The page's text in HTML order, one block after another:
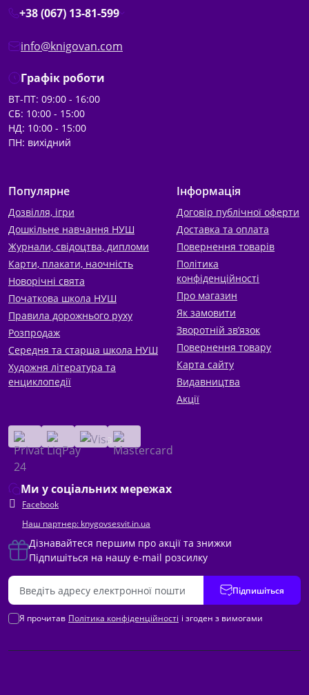
+38 (067) 13-81-599
info@knigovan.com
Графік роботи
ВТ-ПТ: 09:00 - 16:00
СБ: 10:00 - 15:00
НД: 10:00 - 15:00
ПН: вихідний
Популярне
Дозвілля, ігри
Дошкільне навчання НУШ
Журнали, свідоцтва, дипломи
Карти, плакати, наочність
Новорічні свята
Початкова школа НУШ
Правила дорожнього руху
Розпродаж
Середня та старша школа НУШ
Художня література та
енциклопедії
Інформація
Договір публічної оферти
Доставка та оплата
Повернення товарів
Політика
конфіденційності
Про магазин
Як замовити
Зворотній зв’язок
Повернення товару
Карта сайту
Видавництва
Акції
Ми у соціальних мережах
Facebook
Наш партнер: knygovsesvit.in.ua
Дізнавайтеся першим про акції та знижки
Підпишіться на нашу e-mail розсилку
Підпишіться
Я прочитав Політика конфіденційності і згоден з вимогами